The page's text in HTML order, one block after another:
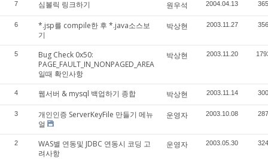
7 심볼릭 링크하기 원우석 2004.04.13
6
*.jsp를 compile한 후 *.java소스보
기
박상현 2003.11.27
5
Bug Check 0x50:
PAGE_FAULT_IN_NONPAGED_AREA
일때 확인사항
박상현 2003.11.20
4 웹서버 & mysql 백업하기 종합 박상현 2003.11.14
3
개인인증 ServerKeyFile 만들기 메뉴
얼
운영자 2003.10.08
2
WAS별 연동및 JDBC 연동시 코딩 고
려사항
운영자 2003.05.30